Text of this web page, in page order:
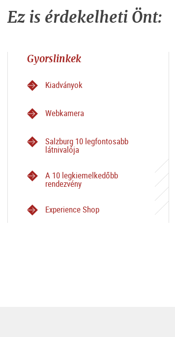
Ez is érdekelheti Önt:
Gyorslinkek
Kiadványok
Webkamera
Salzburg 10 legfontosabb
látnivalója
A 10 legkiemelkedőbb
rendezvény
Experience Shop